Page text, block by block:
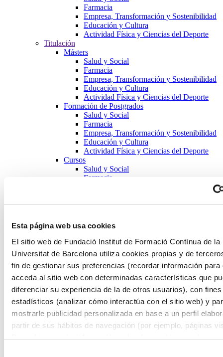
Esta página web usa cookies
El sitio web de Fundació Institut de Formació Contínua de la
Universitat de Barcelona utiliza cookies propias y de
fin de gestionar sus preferencias (recordar información para
acceda al sitio web con determinadas características que
diferenciar su experiencia de la de otros usuarios), con fines
estadísticos (analizar cómo interactúa con el sitio web) y
mostrarle publicidad personalizada en base a un perfil
partir de sus hábitos de navegación (por ejemplo, páginas
Farmacia
Empresa, Transformación y Sostenibilidad
Educación y Cultura
Actividad Física y Ciencias del Deporte
Titulación
Másters
Salud y Social
Farmacia
Empresa, Transformación y Sostenibilidad
Educación y Cultura
Actividad Física y Ciencias del Deporte
Formación de Postgrados
Salud y Social
Farmacia
Empresa, Transformación y Sostenibilidad
Educación y Cultura
Actividad Física y Ciencias del Deporte
Cursos
Salud y Social
Farmacia
Empresa, Transformación y Sostenibilidad
Actividad Física y Ciencias del Deporte
Futuros estudiantes
Estudiar y vivir en Barcelona
Preguntas frecuentes
¿Por qué IL3-UB?
Qué opinan nuestros alumnos
Metodología IL3-UB
10 motivos por los que estudiar en IL3-UB
Tu carrera profesional
¿Qué es Talent HUB?
Impulsa tu carrera
Bolsa de trabajo
Empresas colaboradoras
Eventos Talent HUB